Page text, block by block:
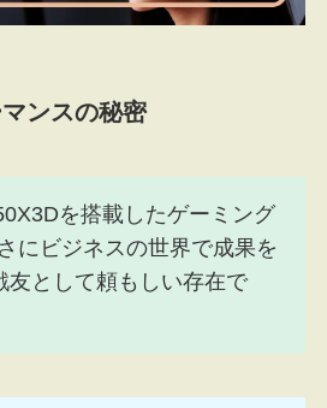
ンスの秘密
を搭載したゲーミング
にビジネスの世界で成果を
友として頼もしい存在で